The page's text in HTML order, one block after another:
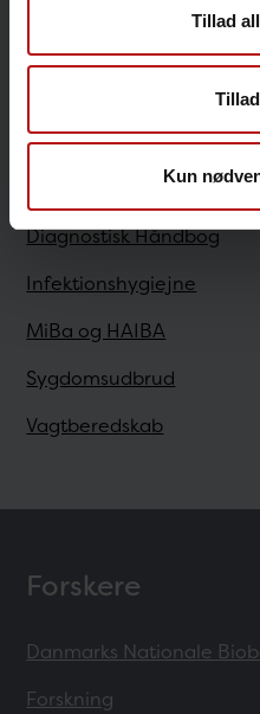
Tillad
Kun
Sundhedsfaglige
Antibiotikaresistens
Diagnostisk Håndbog
Infektionshygiejne
MiBa og HAIBA
Sygdomsudbrud
Vagtberedskab
Forskere
Danmarks Nationale
Forskning